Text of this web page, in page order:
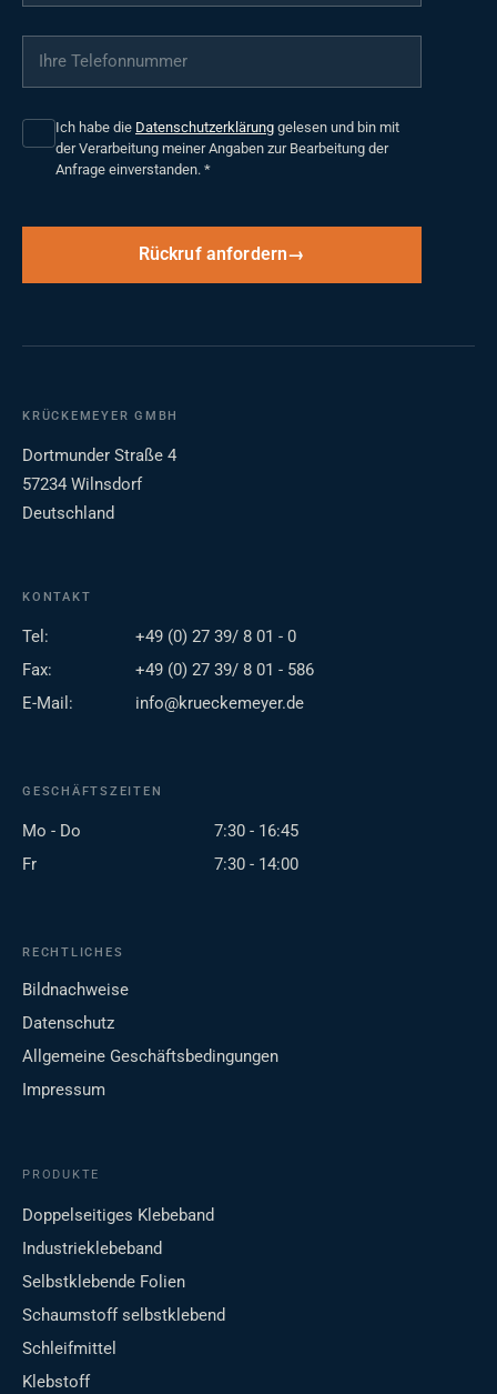
Ihre Telefonnummer
Ich habe die Datenschutzerklärung gelesen und bin mit
der Verarbeitung meiner Angaben zur Bearbeitung der
Anfrage einverstanden. *
Rückruf anfordern
KRÜCKEMEYER GMBH
Dortmunder Straße 4
57234 Wilnsdorf
Deutschland
KONTAKT
Tel:
+49 (0) 27 39/ 8 01 - 0
Fax:
+49 (0) 27 39/ 8 01 - 586
E-Mail:
info@krueckemeyer.de
GESCHÄFTSZEITEN
Mo - Do
7:30 - 16:45
Fr
7:30 - 14:00
RECHTLICHES
Bildnachweise
Datenschutz
Allgemeine Geschäftsbedingungen
Impressum
PRODUKTE
Doppelseitiges Klebeband
Industrieklebeband
Selbstklebende Folien
Schaumstoff selbstklebend
Schleifmittel
Klebstoff